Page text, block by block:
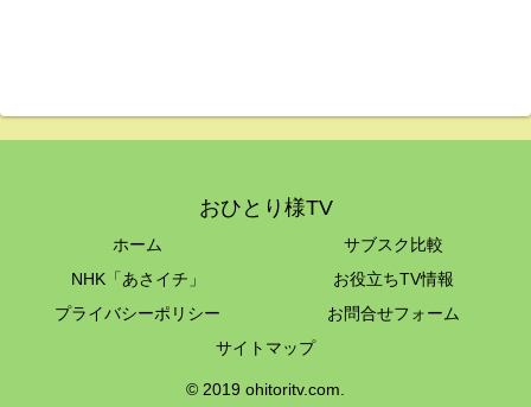
おひとり様TV
ホーム
サブスク比較
NHK「あさイチ」
お役立ちTV情報
プライバシーポリシー
お問合せフォーム
サイトマップ
© 2019 ohitoritv.com.